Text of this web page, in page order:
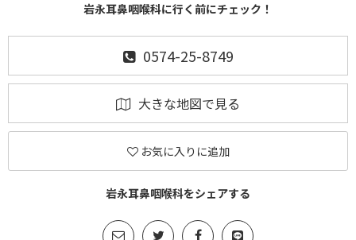
岩永耳鼻咽喉科に行く前にチェック！
0574-25-8749
大きな地図で見る
お気に入りに追加
岩永耳鼻咽喉科をシェアする